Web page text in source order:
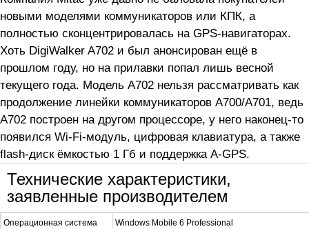
новыми моделями коммуникаторов или КПК, а
полностью сконцентрировалась на GPS-навигаторах.
Хоть DigiWalker A702 и был анонсирован ещё в
прошлом году, но на прилавки попал лишь весной
текущего года. Модель A702 нельзя рассматривать как
продолжение линейки коммуникаторов A700/A701, ведь
A702 построен на другом процессоре, у него наконец-то
появился Wi-Fi-модуль, цифровая клавиатура, а также
flash-диск ёмкостью 1 Гб и поддержка A-GPS.
Технические характеристики,
заявленные производителем
Операционная система Windows Mobile 6 Professional